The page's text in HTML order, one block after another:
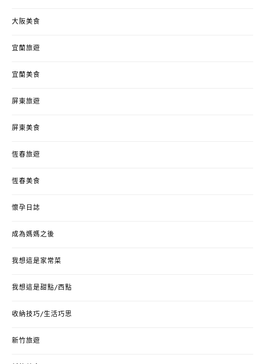
大阪美食
宜蘭旅遊
宜蘭美食
屏東旅遊
屏東美食
恆春旅遊
恆春美食
懷孕日誌
成為媽媽之後
我想這是家常菜
我想這是甜點/西點
收納技巧/生活巧思
新竹旅遊